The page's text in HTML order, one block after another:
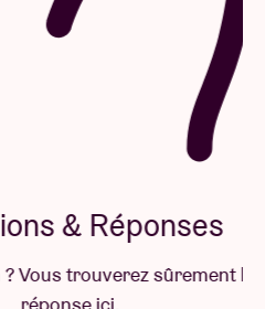
& Réponses
trouverez sûrement la